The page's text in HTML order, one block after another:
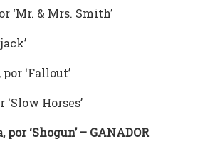
‘Mr. & Mrs. Smith’
‘Fallout’
Horses’
‘Shogun’ – GANADOR